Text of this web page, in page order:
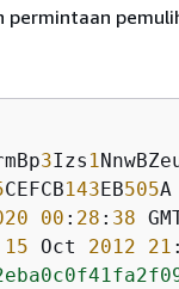
3Izs 1
CEFCB143EB505
00 : 28 : 38
15 Oct 2012 21 :